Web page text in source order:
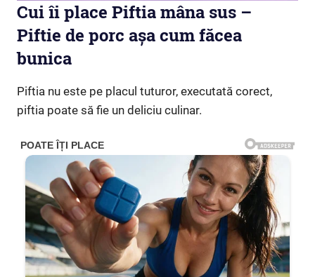
Cui îi place Piftia mâna sus –
Piftie de porc așa cum făcea
bunica
Piftia nu este pe placul tuturor, executată corect,
piftia poate să fie un deliciu culinar.